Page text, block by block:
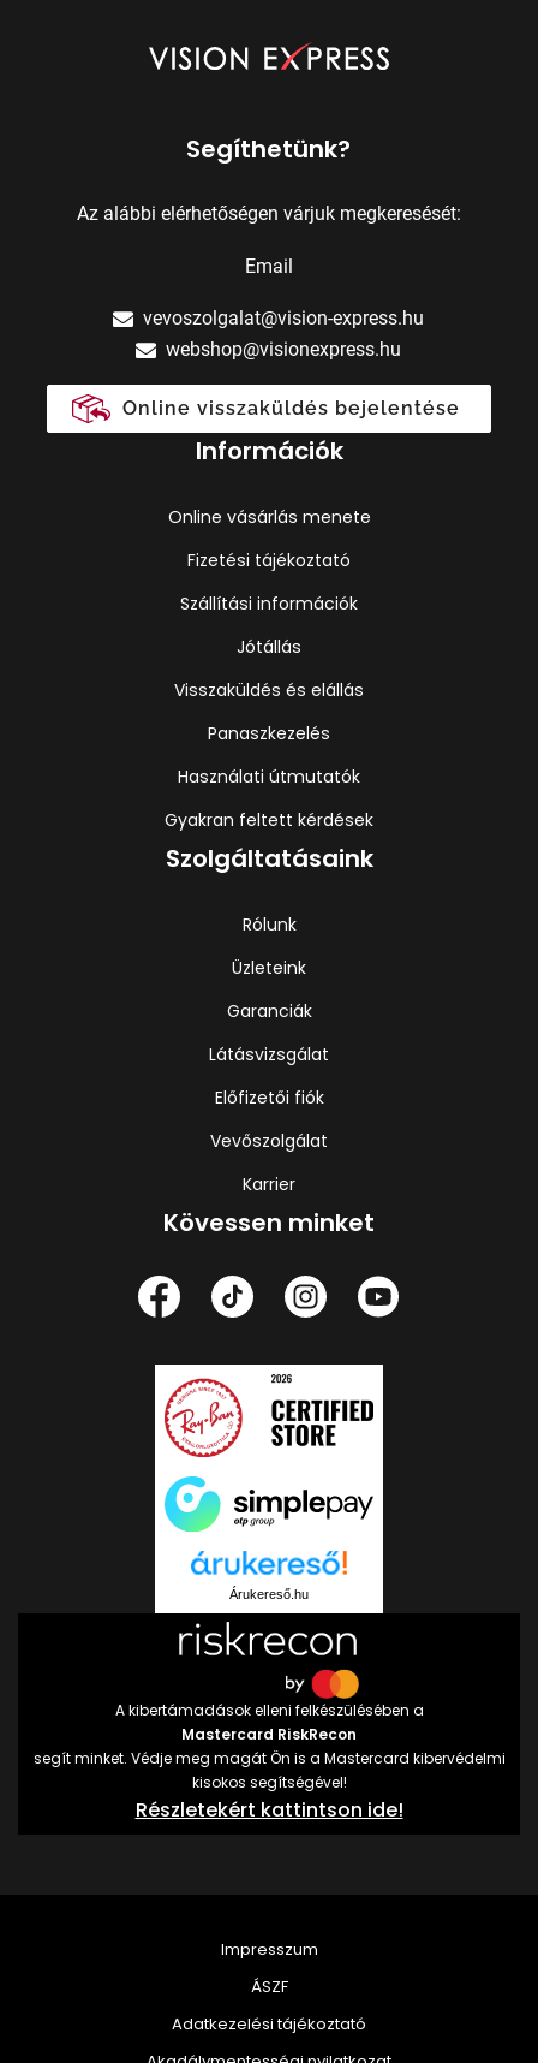
Segíthetünk?
Az alábbi elérhetőségen várjuk megkeresését:
Email
vevoszolgalat@vision-express.hu
webshop@visionexpress.hu
Online visszaküldés bejelentése
Információk
Online vásárlás menete
Fizetési tájékoztató
Szállítási információk
Jótállás
Visszaküldés és elállás
Panaszkezelés
Használati útmutatók
Gyakran feltett kérdések
Szolgáltatásaink
Rólunk
Üzleteink
Garanciák
Látásvizsgálat
Előfizetői fiók
Vevőszolgálat
Karrier
Kövessen minket
Árukereső.hu
A kibertámadások elleni felkészülésében a
Mastercard RiskRecon
segít minket. Védje meg magát Ön is a Mastercard kibervédelmi
kisokos segítségével!
Részletekért kattintson ide!
Impresszum
ÁSZF
Adatkezelési tájékoztató